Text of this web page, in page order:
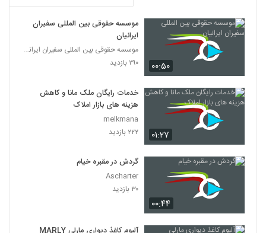
۰۰:۵۰
موسسه حقوقی بین المللی سفیران
ایرانیان
موسسه حقوقی بین المللی سفیران ایرانیان
۲۹۰ بازدید
۰۱:۲۷
خدمات رایگان ملک مانا و کاهش
هزینه های بازار املاک
melkmana
۲۲۲ بازدید
۰۰:۴۴
گردش در مقبره خیام
Ascharter
۳۰ بازدید